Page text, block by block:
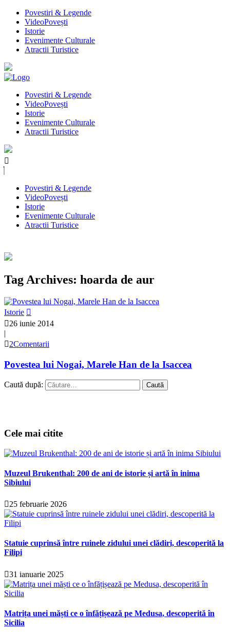
Povestiri & Legende
VideoPovești
Istorie
Evenimente Culturale
Atractii Turistice
Povestiri & Legende
VideoPovești
Istorie
Evenimente Culturale
Atractii Turistice
Povestiri & Legende
VideoPovești
Istorie
Evenimente Culturale
Atractii Turistice
Tag Archives: hoarda de aur
Istorie
26 iunie 2014
|
2Comentarii
Povestea lui Nogai, Marele Han de la Isaccea
Caută după:
Cele mai citite
Muzeul Brukenthal: 200 de ani de istorie și artă în inima
Sibiului
25 februarie 2026
Statuie cuprinsă între ruinele zidului unei clădiri, descoperită la
Filipi
31 ianuarie 2025
Matrița unei măști ce o înfățișează pe Medusa, descoperită în
Sicilia